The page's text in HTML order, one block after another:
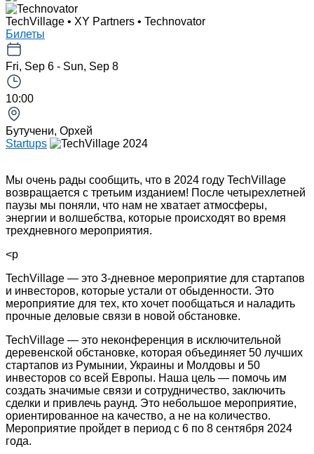
TechVillage • XY Partners • Technovator
Билеты
Fri, Sep 6 - Sun, Sep 8
10:00
Бутучени, Орхей
Startups
Мы очень рады сообщить, что в 2024 году TechVillage
возвращается с третьим изданием! После четырехлетней
паузы мы поняли, что нам не хватает атмосферы,
энергии и волшебства, которые происходят во время
трехдневного мероприятия.
<p
TechVillage — это 3-дневное мероприятие для стартапов
и инвесторов, которые устали от обыденности. Это
мероприятие для тех, кто хочет пообщаться и наладить
прочные деловые связи в новой обстановке.
TechVillage — это неконференция в исключительной
деревенской обстановке, которая объединяет 50 лучших
стартапов из Румынии, Украины и Молдовы и 50
инвесторов со всей Европы. Наша цель — помочь им
создать значимые связи и сотрудничество, заключить
сделки и привлечь раунд. Это небольшое мероприятие,
ориентированное на качество, а не на количество.
Мероприятие пройдет в период с 6 по 8 сентября 2024
года.